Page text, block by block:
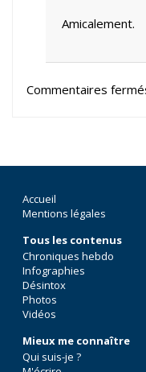
Amicalement.
Commentaires
Accueil
Mentions légales
Tous les contenus
Chroniques hebdo
Infographies
Désintox
Photos
Vidéos
Mieux me connaître
Qui suis-je ?